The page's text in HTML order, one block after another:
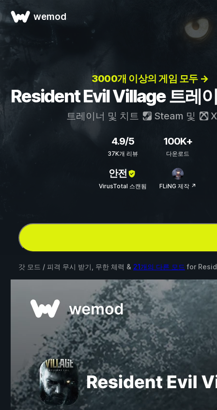
wemod
3000개 이상의 게임 모두 →
Resident Evil Village 트레
트레이너 및 치트 Steam 및
4.9/5
37K개 리뷰
100K+
다운로드
안전
VirusTotal 스캔됨 FLiNG 제작 ↗
갓 모드 / 피격 무시 받기, 무한 체력 & 21개의 다른 모드 for